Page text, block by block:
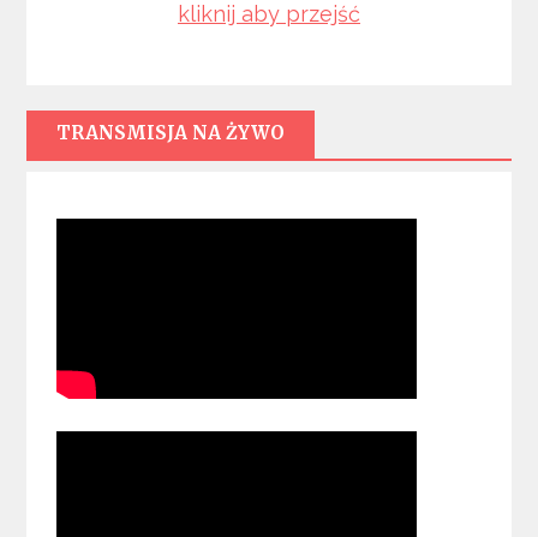
kliknij aby przejść
TRANSMISJA NA ŻYWO